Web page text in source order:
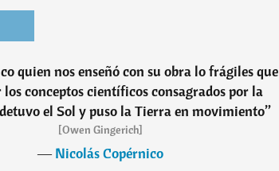
quien nos enseñó con su obra lo frágiles que
los conceptos científicos consagrados por la
el Sol y puso la Tierra en movimiento”
[Owen Gingerich]
―Nicolás Copérnico